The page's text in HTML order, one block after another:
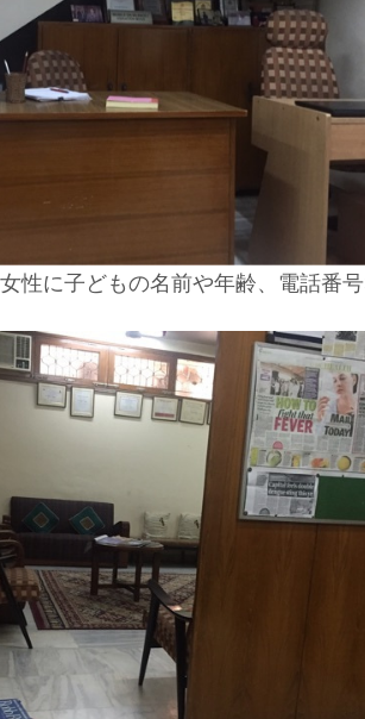
性に子どもの名前や年齢、電話番号